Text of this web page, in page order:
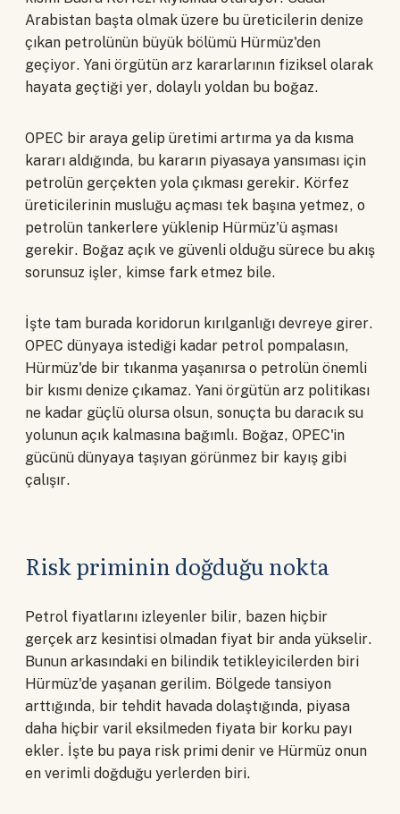
Arabistan başta olmak üzere bu üreticilerin denize
çıkan petrolünün büyük bölümü Hürmüz'den
geçiyor. Yani örgütün arz kararlarının fiziksel olarak
hayata geçtiği yer, dolaylı yoldan bu boğaz.
OPEC bir araya gelip üretimi artırma ya da kısma
kararı aldığında, bu kararın piyasaya yansıması için
petrolün gerçekten yola çıkması gerekir. Körfez
üreticilerinin musluğu açması tek başına yetmez, o
petrolün tankerlere yüklenip Hürmüz'ü aşması
gerekir. Boğaz açık ve güvenli olduğu sürece bu akış
sorunsuz işler, kimse fark etmez bile.
İşte tam burada koridorun kırılganlığı devreye girer.
OPEC dünyaya istediği kadar petrol pompalasın,
Hürmüz'de bir tıkanma yaşanırsa o petrolün önemli
bir kısmı denize çıkamaz. Yani örgütün arz politikası
ne kadar güçlü olursa olsun, sonuçta bu daracık su
yolunun açık kalmasına bağımlı. Boğaz, OPEC'in
gücünü dünyaya taşıyan görünmez bir kayış gibi
çalışır.
Risk priminin doğduğu nokta
Petrol fiyatlarını izleyenler bilir, bazen hiçbir
gerçek arz kesintisi olmadan fiyat bir anda yükselir.
Bunun arkasındaki en bilindik tetikleyicilerden biri
Hürmüz'de yaşanan gerilim. Bölgede tansiyon
arttığında, bir tehdit havada dolaştığında, piyasa
daha hiçbir varil eksilmeden fiyata bir korku payı
ekler. İşte bu paya risk primi denir ve Hürmüz onun
en verimli doğduğu yerlerden biri.